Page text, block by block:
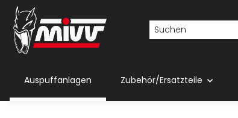
Auspuffanlagen Zubehör/Ersatzteile